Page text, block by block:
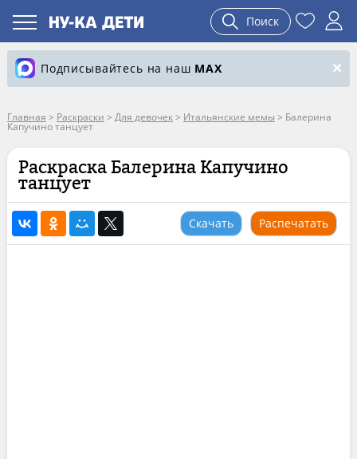
Поиск
Подписывайтесь на наш MAX
Главная > Раскраски > Для девочек> Итальянские мемы > Балерина
Капучино танцует
Раскраска Балерина Капучино
танцует
Скачать Распечатать